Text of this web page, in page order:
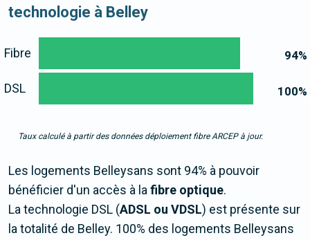
technologie à Belley
94%
100%
Fibre
DSL
Taux calculé à partir des données déploiement fibre ARCEP à jour.
Les logements Belleysans sont 94% à pouvoir
bénéficier d'un accès à lafibre optique.
La technologie DSL (ADSL ou VDSL) est présente sur
la totalité de Belley. 100% des logements Belleysans